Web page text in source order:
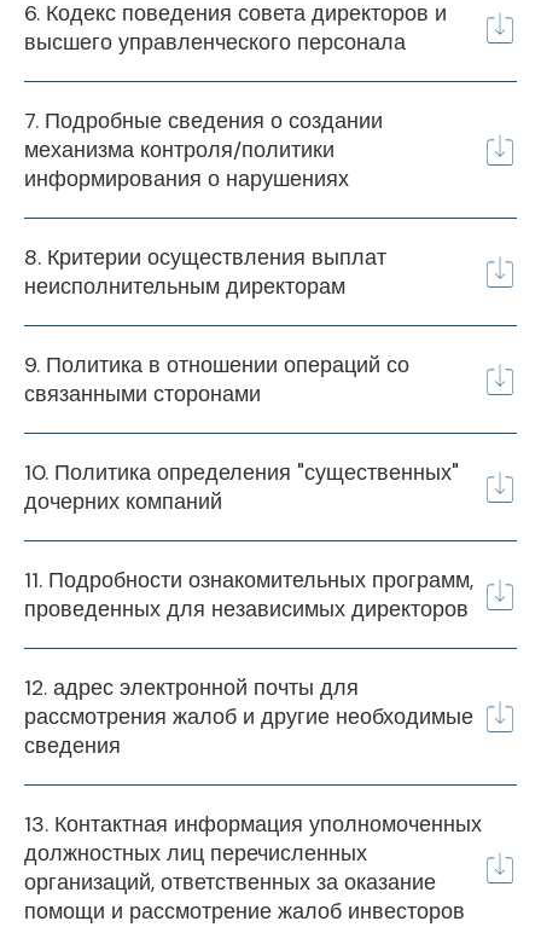
6. Кодекс поведения совета директоров и
высшего управленческого персонала
7. Подробные сведения о создании
механизма контроля/политики
информирования о нарушениях
8. Критерии осуществления выплат
неисполнительным директорам
9. Политика в отношении операций со
связанными сторонами
10. Политика определения "существенных"
дочерних компаний
11. Подробности ознакомительных программ,
проведенных для независимых директоров
12. адрес электронной почты для
рассмотрения жалоб и другие необходимые
сведения
13. Контактная информация уполномоченных
должностных лиц перечисленных
организаций, ответственных за оказание
помощи и рассмотрение жалоб инвесторов